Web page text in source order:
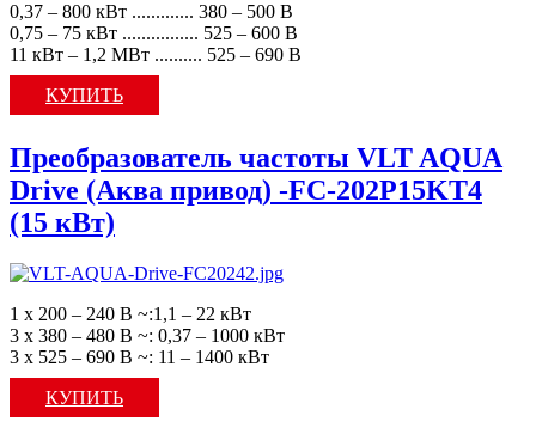
0,37 – 800 кВт ............. 380 – 500 В
0,75 – 75 кВт ................ 525 – 600 В
11 кВт – 1,2 МВт .......... 525 – 690 В
КУПИТЬ
Преобразователь частоты VLT AQUA
Drive (Аква привод) -FC-202P15KT4
(15 кВт)
1 х 200 – 240 В ~:1,1 – 22 кВт
3 х 380 – 480 В ~: 0,37 – 1000 кВт
3 х 525 – 690 В ~: 11 – 1400 кВт
КУПИТЬ